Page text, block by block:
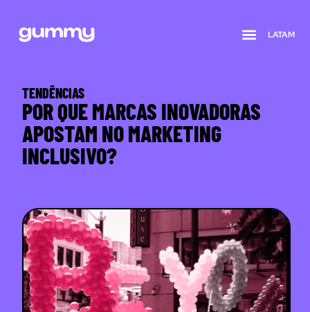
LATAM
TENDÊNCIAS
POR QUE MARCAS INOVADORAS
APOSTAM NO MARKETING
INCLUSIVO?